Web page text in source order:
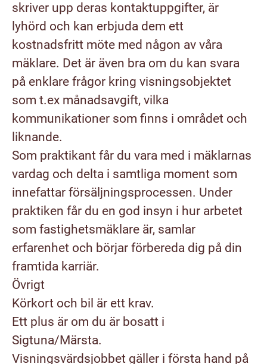
skriver upp deras kontaktuppgifter, är
lyhörd och kan erbjuda dem ett
kostnadsfritt möte med någon av våra
mäklare. Det är även bra om du kan svara
på enklare frågor kring visningsobjektet
som t.ex månadsavgift, vilka
kommunikationer som finns i området och
liknande.
Som praktikant får du vara med i mäklarnas
vardag och delta i samtliga moment som
innefattar försäljningsprocessen. Under
praktiken får du en god insyn i hur arbetet
som fastighetsmäklare är, samlar
erfarenhet och börjar förbereda dig på din
framtida karriär.
Övrigt
Körkort och bil är ett krav.
Ett plus är om du är bosatt i
Sigtuna/Märsta.
Visningsvärdsjobbet gäller i första hand på